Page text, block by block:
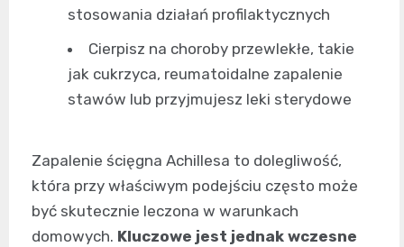
stosowania działań profilaktycznych
Cierpisz na choroby przewlekłe, takie
jak cukrzyca, reumatoidalne zapalenie
stawów lub przyjmujesz leki sterydowe
Zapalenie ścięgna Achillesa to dolegliwość,
która przy właściwym podejściu często może
być skutecznie leczona w warunkach
domowych. Kluczowe jest jednak wczesne